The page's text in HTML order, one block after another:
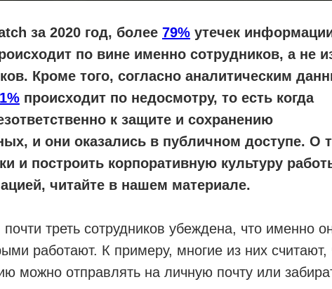
за 2020 год, более 79% утечек
по вине именно сотрудников, а не
Кроме того, согласно аналитическим
происходит по недосмотру, то есть когда
к защите и сохранению
и они оказались в публичном доступе. О
и построить корпоративную культуру
читайте в нашем материале.
почти треть сотрудников убеждена, что именно
работают. К примеру, многие из них считают,
можно отправлять на личную почту или